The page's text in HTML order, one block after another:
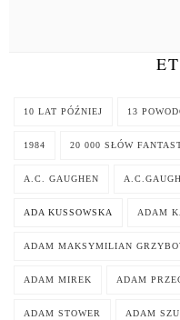
10 LAT PÓŹNIEJ 13
1984 20 000 SŁÓW
A.C. GAUGHEN
ADA KUSSOWSKA ADAM
ADAM MAKSYMILIAN
ADAM MIREK ADAM
ADAM STOWER ADAM